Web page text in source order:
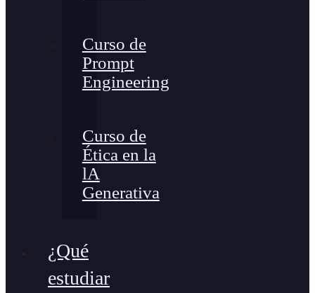
Curso de
Prompt
Engineering
Curso de
Ética en la
lA
Generativa
¿Qué
estudiar